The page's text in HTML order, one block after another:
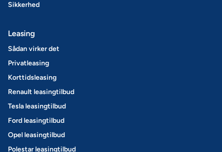
Sikkerhed
Leasing
Sådan virker det
Privatleasing
Korttidsleasing
Renault leasingtilbud
Tesla leasingtilbud
Ford leasingtilbud
Opel leasingtilbud
Polestar leasingtilbud